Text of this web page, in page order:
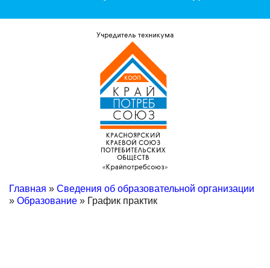
Главная » Сведения об образовательной организации
» Образование » График практик